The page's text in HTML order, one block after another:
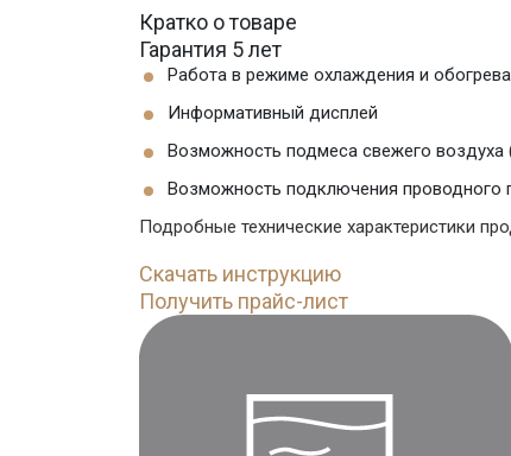
Кратко о товаре
Гарантия 5 лет
Работа в режиме охлаждения и
Информативный дисплей
Возможность подмеса свежего воздуха
Возможность подключения проводного
Подробные технические характеристики
Скачать инструкцию
Получить прайс-лист